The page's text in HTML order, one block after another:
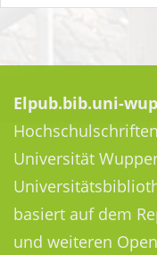
Elpub.bib.uni-
Universität
basiert auf dem
und weiteren